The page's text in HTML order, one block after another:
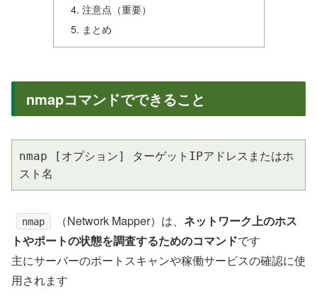
注意点（重要）
まとめ
nmapコマンドでできること
nmap [オプション] ターゲットIPアドレスまたはホ
スト名
nmap （Network Mapper）は、 ネットワーク上のホス
トやポートの状態を調査するためのコマンドです
主にサーバーのポートスキャンや稼働サービスの確認に使
用されます